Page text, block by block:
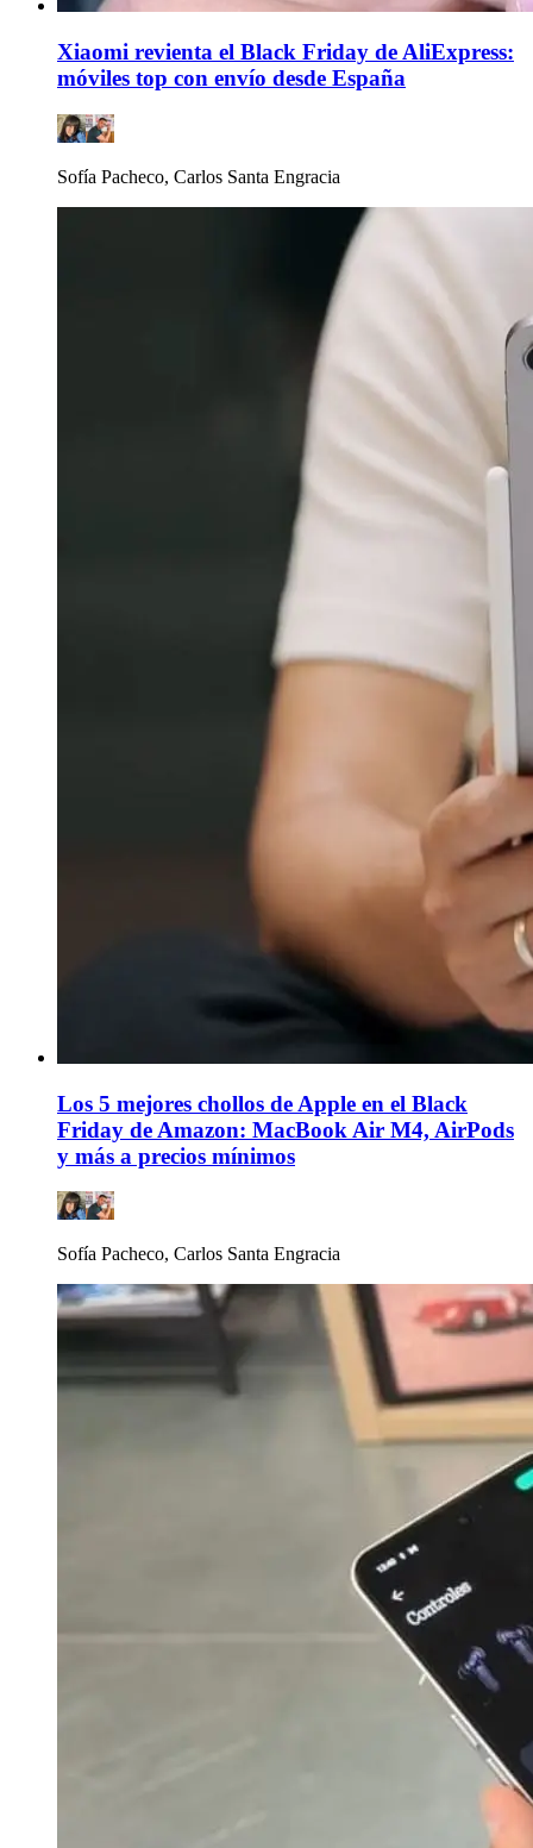
Xiaomi revienta el Black Friday de AliExpress:
móviles top con envío desde España
Sofía Pacheco, Carlos Santa Engracia
Los 5 mejores chollos de Apple en el Black
Friday de Amazon: MacBook Air M4, AirPods
y más a precios mínimos
Sofía Pacheco, Carlos Santa Engracia